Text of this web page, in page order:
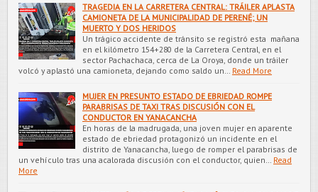
TRAGEDIA EN LA CARRETERA CENTRAL: TRÁILER APLASTA
CAMIONETA DE LA MUNICIPALIDAD DE PERENÉ; UN
MUERTO Y DOS HERIDOS
Un trágico accidente de tránsito se registró esta mañana
en el kilómetro 154+280 de la Carretera Central, en el
sector Pachachaca, cerca de La Oroya, donde un tráiler
volcó y aplastó una camioneta, dejando como saldo un…
Read More
MUJER EN PRESUNTO ESTADO DE EBRIEDAD ROMPE
PARABRISAS DE TAXI TRAS DISCUSIÓN CON EL
CONDUCTOR EN YANACANCHA
En horas de la madrugada, una joven mujer en aparente
estado de ebriedad protagonizó un incidente en el
distrito de Yanacancha, luego de romper el parabrisas de
un vehículo tras una acalorada discusión con el conductor, quien…
Read
More